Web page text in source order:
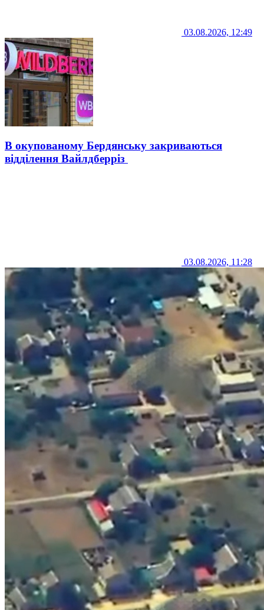
03.08.2026, 12:49
В окупованому Бердянську закриваються
відділення Вайлдберріз
03.08.2026, 11:28